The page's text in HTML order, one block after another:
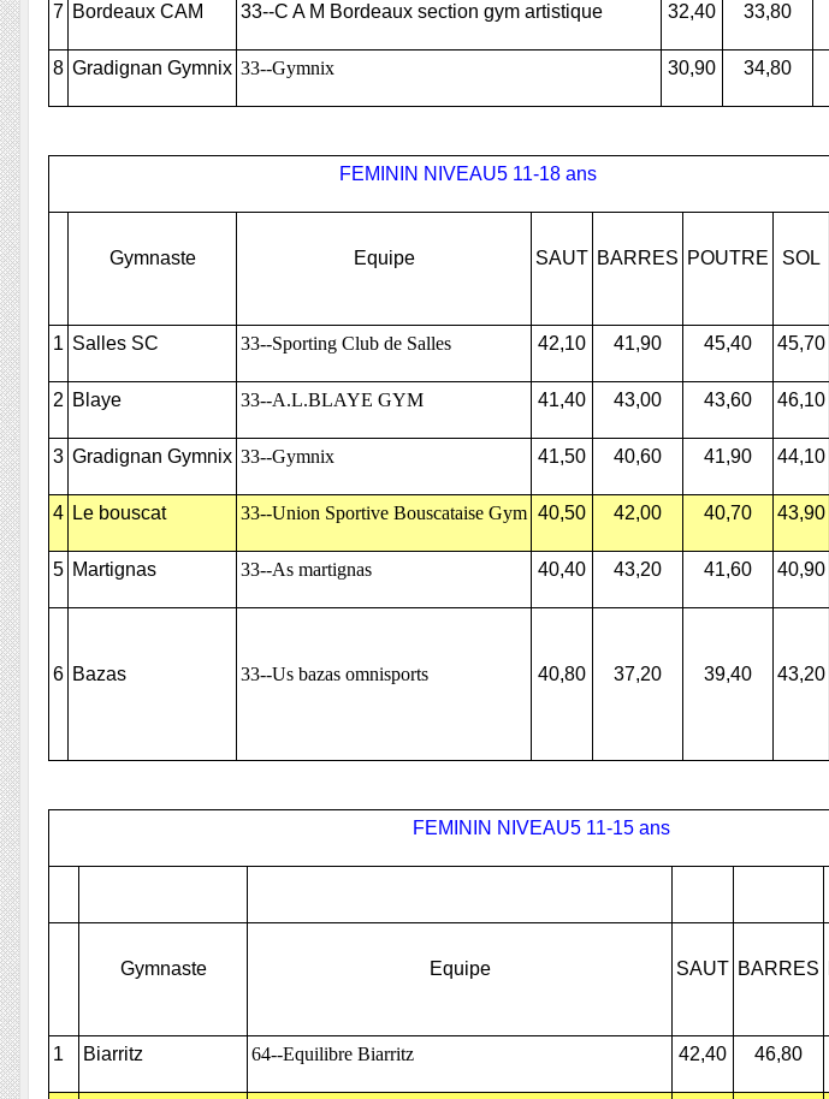
7 Bordeaux CAM 33--C A M Bordeaux section gym artistique 32,40 33,80
8 Gradignan Gymnix 33--Gymnix 30,90 34,80
FEMININ NIVEAU5 11-18 ans
Gymnaste Equipe SAUT BARRES POUTRE SOL
1 Salles SC 33--Sporting Club de Salles 42,10 41,90 45,40 45,70
2 Blaye 33--A.L.BLAYE GYM 41,40 43,00 43,60 46,10
3 Gradignan Gymnix 33--Gymnix 41,50 40,60 41,90 44,10
4 Le bouscat 33--Union Sportive Bouscataise Gym 40,50 42,00 40,70 43,90
5 Martignas 33--As martignas 40,40 43,20 41,60 40,90
6 Bazas 33--Us bazas omnisports 40,80 37,20 39,40 43,20
FEMININ NIVEAU5 11-15 ans
Gymnaste Equipe SAUT BARRES
1 Biarritz 64--Equilibre Biarritz 42,40 46,80